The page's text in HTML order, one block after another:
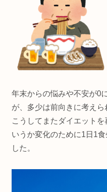
年末からの悩みや不安が0
が、多少は前向きに考えら
こうしてまたダイエット
いうか変化のために1日1
した。